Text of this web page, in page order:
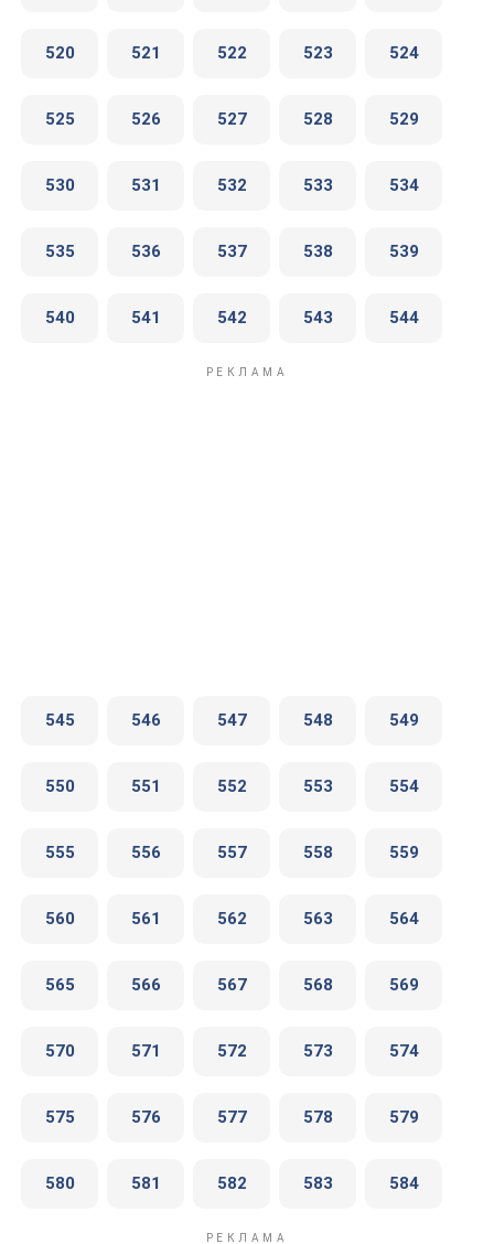
520 521 522 523 524
525 526 527 528 529
530 531 532 533 534
535 536 537 538 539
540 541 542 543 544
545 546 547 548 549
550 551 552 553 554
555 556 557 558 559
560 561 562 563 564
565 566 567 568 569
570 571 572 573 574
575 576 577 578 579
580 581 582 583 584